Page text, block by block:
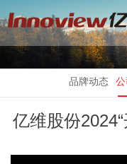
品牌动态
亿维股份